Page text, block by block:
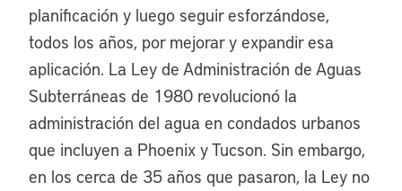
planificación y luego seguir esforzándose,
todos los años, por mejorar y expandir esa
aplicación. La Ley de Administración de Aguas
Subterráneas de 1980 revolucionó la
administración del agua en condados urbanos
que incluyen a Phoenix y Tucson. Sin embargo,
en los cerca de 35 años que pasaron, la Ley no